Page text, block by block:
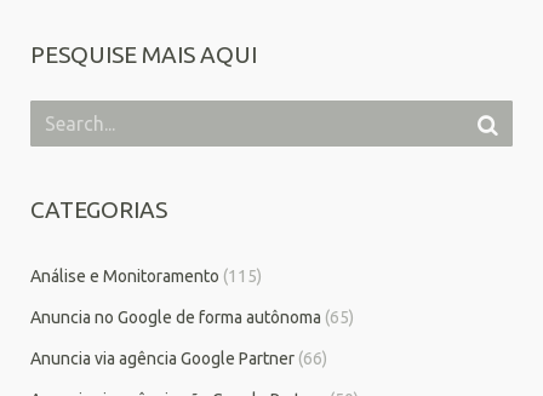
PESQUISE MAIS AQUI
CATEGORIAS
Análise e Monitoramento (115)
Anuncia no Google de forma autônoma (65)
Anuncia via agência Google Partner (66)